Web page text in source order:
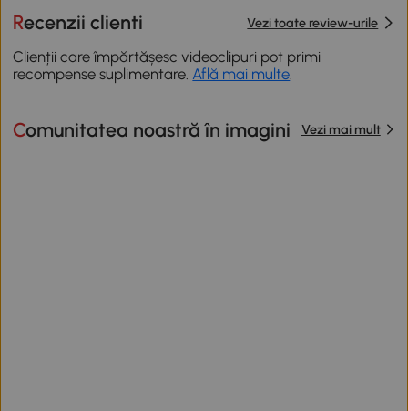
Recenzii clienti Vezi toate review-urile
Clienții care împărtășesc videoclipuri pot primi
recompense suplimentare. Află mai multe
Comunitatea noastră în imagini Vezi mai mult